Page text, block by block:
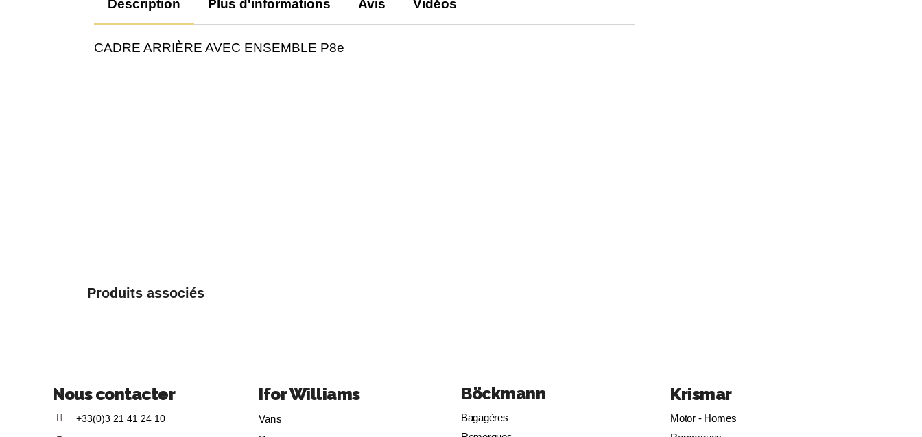
Description Plus d'informations Avis Vidéos
CADRE ARRIÈRE AVEC ENSEMBLE P8e
Produits associés
Nous contacter
+33(0)3 21 41 24 10
Ifor Williams
Vans
Böckmann
Bagagères
Krismar
Motor - Homes